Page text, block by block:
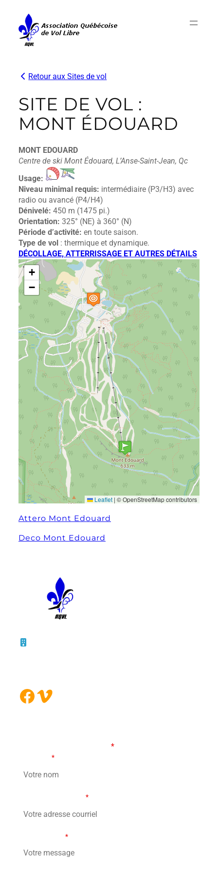
contenu
Retour aux Sites de vol
SITE DE VOL :
MONT ÉDOUARD
MONT EDOUARD
Centre de ski Mont Édouard, L’Anse-Saint-Jean, Qc
Usage:
Niveau minimal requis: intermédiaire (P3/H3) avec
radio ou avancé (P4/H4)
Dénivelé: 450 m (1475 pi.)
Orientation: 325° (NE) à 360° (N)
Période d’activité: en toute saison.
Type de vol : thermique et dynamique.
DÉCOLLAGE, ATTERRISSAGE ET AUTRES DÉTAILS
+
−
Leaflet | © OpenStreetMap contributors
Attero Mont Edouard
Deco Mont Edouard
Facebook Vimeo
*
*
*
*